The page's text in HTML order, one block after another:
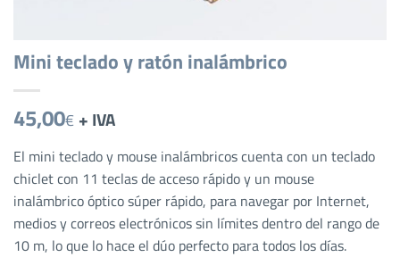
Mini teclado y ratón inalámbrico
45,00€ + IVA
El mini teclado y mouse inalámbricos cuenta con un teclado
chiclet con 11 teclas de acceso rápido y un mouse
inalámbrico óptico súper rápido, para navegar por Internet,
medios y correos electrónicos sin límites dentro del rango de
10 m, lo que lo hace el dúo perfecto para todos los días.